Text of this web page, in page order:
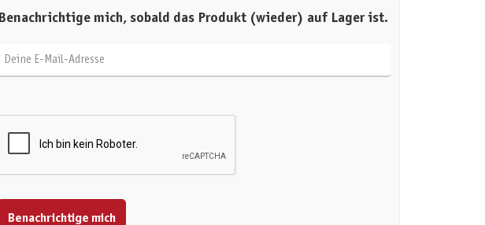
Benachrichtige mich, sobald das Produkt (wieder) auf Lager ist.
Benachrichtige mich